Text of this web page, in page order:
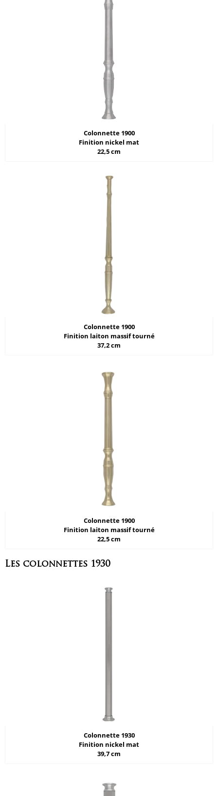
Colonnette 1900
Finition nickel mat
22,5 cm
Colonnette 1900
Finition laiton massif tourné
37,2 cm
Colonnette 1900
Finition laiton massif tourné
22,5 cm
Les colonnettes 1930
Colonnette 1930
Finition nickel mat
39,7 cm